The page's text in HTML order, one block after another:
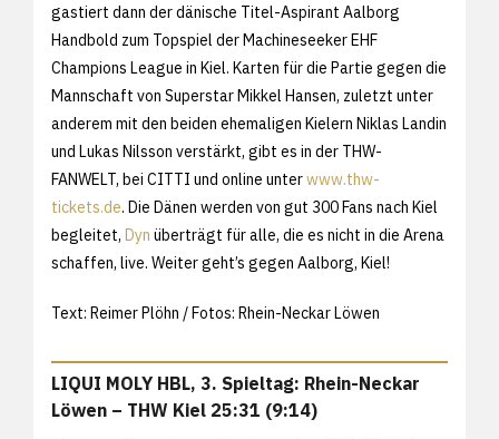
gastiert dann der dänische Titel-Aspirant Aalborg
Handbold zum Topspiel der Machineseeker EHF
Champions League in Kiel. Karten für die Partie gegen die
Mannschaft von Superstar Mikkel Hansen, zuletzt unter
anderem mit den beiden ehemaligen Kielern Niklas Landin
und Lukas Nilsson verstärkt, gibt es in der THW-
FANWELT, bei CITTI und online unterwww.thw-
tickets.de. Die Dänen werden von gut 300 Fans nach Kiel
begleitet, Dyn überträgt für alle, die es nicht in die Arena
schaffen, live. Weiter geht’s gegen Aalborg, Kiel!
Text: Reimer Plöhn / Fotos: Rhein-Neckar Löwen
LIQUI MOLY HBL, 3. Spieltag: Rhein-Neckar
Löwen – THW Kiel 25:31 (9:14)